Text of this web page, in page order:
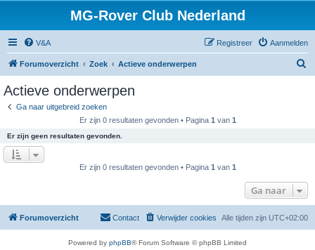
MG-Rover Club Nederland
V&A Aanmelden
Registreer
Forumoverzicht Zoek Actieve onderwerpen
Actieve onderwerpen
Ga naar uitgebreid zoeken
Er zijn 0 resultaten gevonden • Pagina 1 van 1
Er zijn geen resultaten gevonden.
Er zijn 0 resultaten gevonden • Pagina 1 van 1
Ga naar
Forumoverzicht Alle tijden zijn UTC+02:00
Verwijder cookies
Contact
Powered by phpBB® Forum Software © phpBB Limited